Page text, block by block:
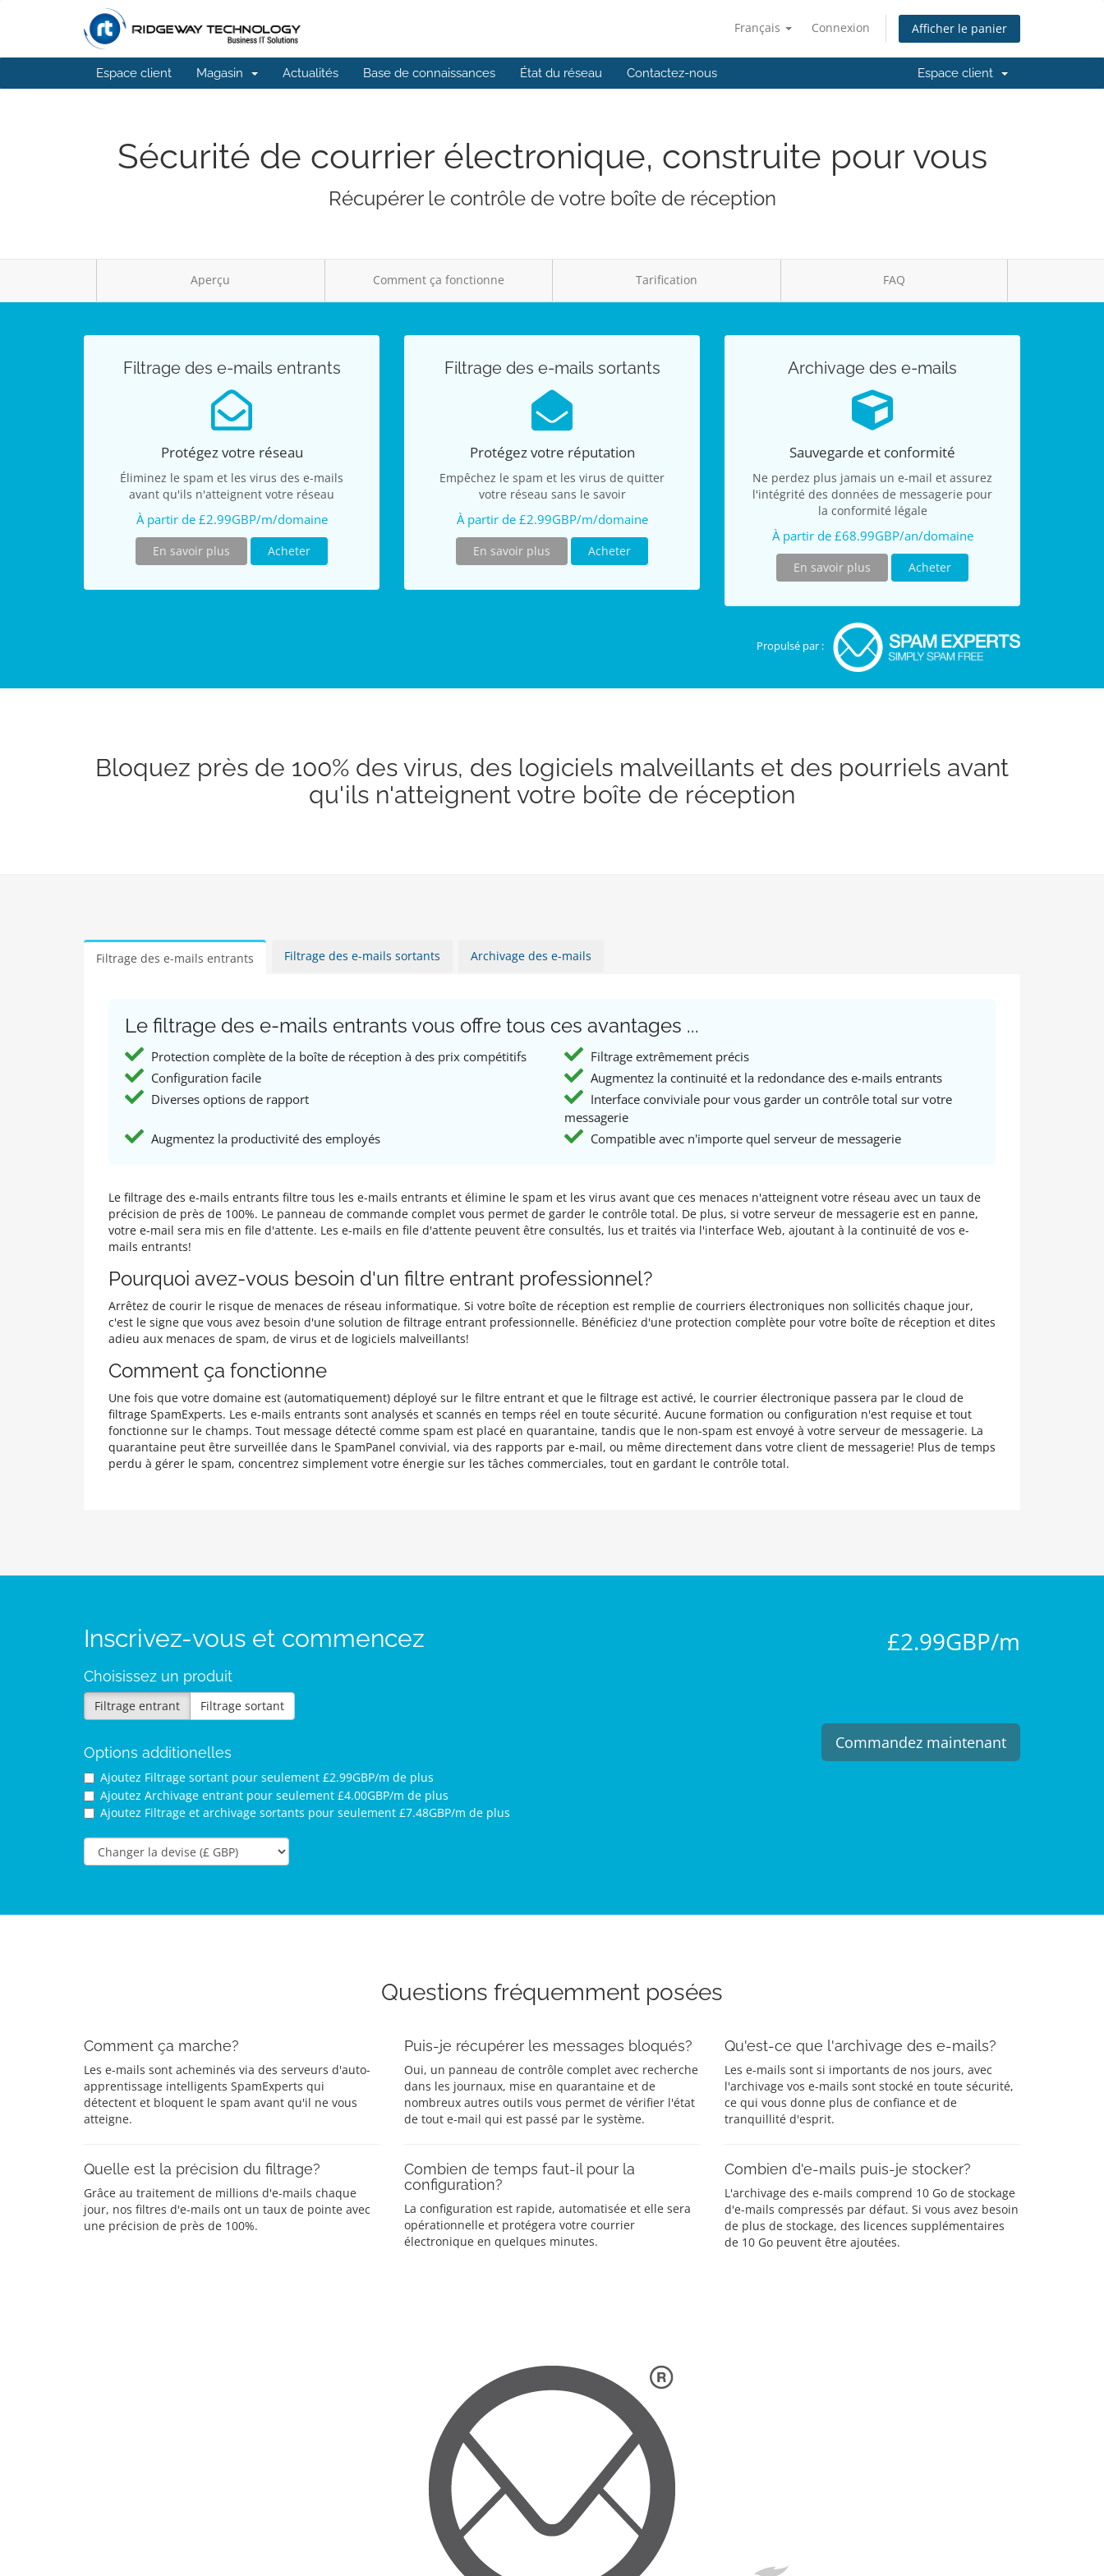
Français Connexion Afficher le panier
Espace client Magasin Actualités Base de connaissances État du réseau Contactez-nous Espace client
Sécurité de courrier électronique, construite pour vous
Récupérer le contrôle de votre boîte de réception
Aperçu Comment ça fonctionne Tarification FAQ
Filtrage des e-mails entrants
Protégez votre réseau
Éliminez le spam et les virus des e-mails
avant qu'ils n'atteignent votre réseau
À partir de £2.99GBP/m/domaine
En savoir plus Acheter
Filtrage des e-mails sortants
Protégez votre réputation
Empêchez le spam et les virus de quitter
votre réseau sans le savoir
À partir de £2.99GBP/m/domaine
En savoir plus Acheter
Archivage des e-mails
Sauvegarde et conformité
Ne perdez plus jamais un e-mail et assurez
l'intégrité des données de messagerie pour
la conformité légale
À partir de £68.99GBP/an/domaine
En savoir plus Acheter
Propulsé par :
Bloquez près de 100% des virus, des logiciels malveillants et des pourriels avant
qu'ils n'atteignent votre boîte de réception
Filtrage des e-mails entrants Filtrage des e-mails sortants Archivage des e-mails
Le filtrage des e-mails entrants vous offre tous ces avantages ...
Protection complète de la boîte de réception à des prix compétitifs
Filtrage extrêmement précis
Configuration facile
Augmentez la continuité et la redondance des e-mails entrants
Diverses options de rapport
Interface conviviale pour vous garder un contrôle total sur votre
messagerie
Augmentez la productivité des employés
Compatible avec n'importe quel serveur de messagerie
Le filtrage des e-mails entrants filtre tous les e-mails entrants et élimine le spam et les virus avant que ces menaces n'atteignent votre réseau avec un taux de
précision de près de 100%. Le panneau de commande complet vous permet de garder le contrôle total. De plus, si votre serveur de messagerie est en panne,
votre e-mail sera mis en file d'attente. Les e-mails en file d'attente peuvent être consultés, lus et traités via l'interface Web, ajoutant à la continuité de vos e-
mails entrants!
Pourquoi avez-vous besoin d'un filtre entrant professionnel?
Arrêtez de courir le risque de menaces de réseau informatique. Si votre boîte de réception est remplie de courriers électroniques non sollicités chaque jour,
c'est le signe que vous avez besoin d'une solution de filtrage entrant professionnelle. Bénéficiez d'une protection complète pour votre boîte de réception et dites
adieu aux menaces de spam, de virus et de logiciels malveillants!
Comment ça fonctionne
Une fois que votre domaine est (automatiquement) déployé sur le filtre entrant et que le filtrage est activé, le courrier électronique passera par le cloud de
filtrage SpamExperts. Les e-mails entrants sont analysés et scannés en temps réel en toute sécurité. Aucune formation ou configuration n'est requise et tout
fonctionne sur le champs. Tout message détecté comme spam est placé en quarantaine, tandis que le non-spam est envoyé à votre serveur de messagerie. La
quarantaine peut être surveillée dans le SpamPanel convivial, via des rapports par e-mail, ou même directement dans votre client de messagerie! Plus de temps
perdu à gérer le spam, concentrez simplement votre énergie sur les tâches commerciales, tout en gardant le contrôle total.
Inscrivez-vous et commencez
Choisissez un produit
Filtrage entrant Filtrage sortant
Options additionelles
Ajoutez Filtrage sortant pour seulement £2.99GBP/m de plus
Ajoutez Archivage entrant pour seulement £4.00GBP/m de plus
Ajoutez Filtrage et archivage sortants pour seulement £7.48GBP/m de plus
£2.99GBP/m
Commandez maintenant
Questions fréquemment posées
Comment ça marche?
Les e-mails sont acheminés via des serveurs d'auto-
apprentissage intelligents SpamExperts qui
détectent et bloquent le spam avant qu'il ne vous
atteigne.
Quelle est la précision du filtrage?
Grâce au traitement de millions d'e-mails chaque
jour, nos filtres d'e-mails ont un taux de pointe avec
une précision de près de 100%.
Puis-je récupérer les messages bloqués?
Oui, un panneau de contrôle complet avec recherche
dans les journaux, mise en quarantaine et de
nombreux autres outils vous permet de vérifier l'état
de tout e-mail qui est passé par le système.
Combien de temps faut-il pour la
configuration?
La configuration est rapide, automatisée et elle sera
opérationnelle et protégera votre courrier
électronique en quelques minutes.
Qu'est-ce que l'archivage des e-mails?
Les e-mails sont si importants de nos jours, avec
l'archivage vos e-mails sont stocké en toute sécurité,
ce qui vous donne plus de confiance et de
tranquillité d'esprit.
Combien d'e-mails puis-je stocker?
L'archivage des e-mails comprend 10 Go de stockage
d'e-mails compressés par défaut. Si vous avez besoin
de plus de stockage, des licences supplémentaires
de 10 Go peuvent être ajoutées.